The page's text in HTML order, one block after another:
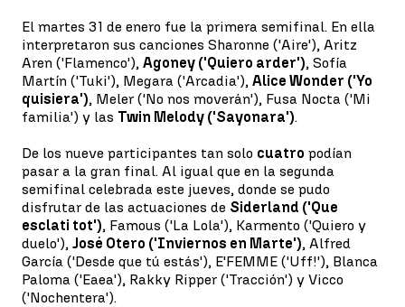
El martes 31 de enero fue la primera semifinal. En ella
interpretaron sus canciones Sharonne ('Aire'), Aritz
Aren ('Flamenco'), Agoney ('Quiero arder'), Sofía
Martín ('Tuki'), Megara ('Arcadia'), Alice Wonder ('Yo
quisiera'), Meler ('No nos moverán'), Fusa Nocta ('Mi
familia') y las Twin Melody ('Sayonara').
De los nueve participantes tan solo cuatro podían
pasar a la gran final. Al igual que en la segunda
semifinal celebrada este jueves, donde se pudo
disfrutar de las actuaciones de Siderland ('Que
esclati tot'), Famous ('La Lola'), Karmento ('Quiero y
duelo'), José Otero ('Inviernos en Marte'), Alfred
García ('Desde que tú estás'), E'FEMME ('Uff!'), Blanca
Paloma ('Eaea'), Rakky Ripper ('Tracción') y Vicco
('Nochentera').